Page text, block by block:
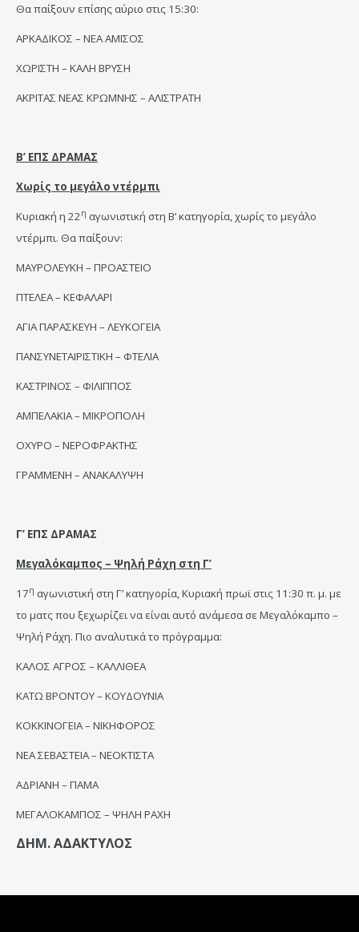
Θα παίξουν επίσης αύριο στις 15:30:
ΑΡΚΑΔΙΚΟΣ – ΝΕΑ ΑΜΙΣΟΣ
ΧΩΡΙΣΤΗ – ΚΑΛΗ ΒΡΥΣΗ
ΑΚΡΙΤΑΣ ΝΕΑΣ ΚΡΩΜΝΗΣ – ΑΛΙΣΤΡΑΤΗ
Β’ ΕΠΣ ΔΡΑΜΑΣ
Χωρίς το μεγάλο ντέρμπι
Κυριακή η 22η αγωνιστική στη Β’ κατηγορία, χωρίς το μεγάλο
ντέρμπι. Θα παίξουν:
ΜΑΥΡΟΛΕΥΚΗ – ΠΡΟΑΣΤΕΙΟ
ΠΤΕΛΕΑ – ΚΕΦΑΛΑΡΙ
ΑΓΙΑ ΠΑΡΑΣΚΕΥΗ – ΛΕΥΚΟΓΕΙΑ
ΠΑΝΣΥΝΕΤΑΙΡΙΣΤΙΚΗ – ΦΤΕΛΙΑ
ΚΑΣΤΡΙΝΟΣ – ΦΙΛΙΠΠΟΣ
ΑΜΠΕΛΑΚΙΑ – ΜΙΚΡΟΠΟΛΗ
ΟΧΥΡΟ – ΝΕΡΟΦΡΑΚΤΗΣ
ΓΡΑΜΜΕΝΗ – ΑΝΑΚΑΛΥΨΗ
Γ’ ΕΠΣ ΔΡΑΜΑΣ
Μεγαλόκαμπος – Ψηλή Ράχη στη Γ’
17η αγωνιστική στη Γ’ κατηγορία, Κυριακή πρωϊ στις 11:30 π. μ. με
το ματς που ξεχωρίζει να είναι αυτό ανάμεσα σε Μεγαλόκαμπο –
Ψηλή Ράχη. Πιο αναλυτικά το πρόγραμμα:
ΚΑΛΟΣ ΑΓΡΟΣ – ΚΑΛΛΙΘΕΑ
ΚΑΤΩ ΒΡΟΝΤΟΥ – ΚΟΥΔΟΥΝΙΑ
ΚΟΚΚΙΝΟΓΕΙΑ – ΝΙΚΗΦΟΡΟΣ
ΝΕΑ ΣΕΒΑΣΤΕΙΑ – ΝΕΟΚΤΙΣΤΑ
ΑΔΡΙΑΝΗ – ΠΑΜΑ
ΜΕΓΑΛΟΚΑΜΠΟΣ – ΨΗΛΗ ΡΑΧΗ
ΔΗΜ. ΑΔΑΚΤΥΛΟΣ